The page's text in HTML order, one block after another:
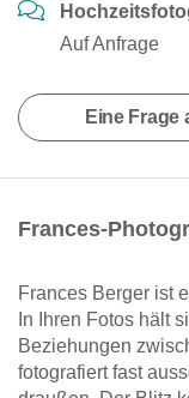
Auf Anfrage
Eine Frage
Frances-
Frances Berger ist
In Ihren Fotos hält
Beziehungen
fotografiert fast